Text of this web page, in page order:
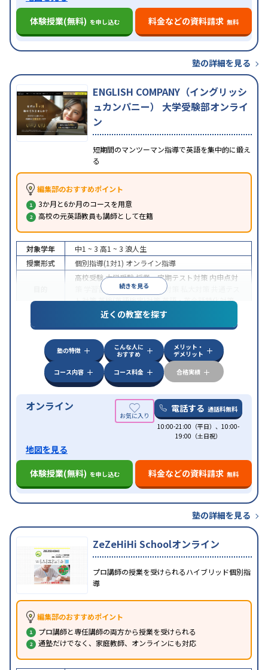
体験授業(無料) を申し込む 料金などの資料請求 無料
塾の詳細を見る
ENGLISH COMPANY（イングリッシ
ュカンパニー） 大学受験部オンライ
ン
短期間のマンツーマン指導で英語を集中的に鍛え
る
編集部のおすすめポイント
3か月と6か月のコースを用意
高校の元英語教員も講師として在籍
続きを見る
対象学年 中1 ~ 3 高1 ~ 3 浪人生
授業形式
個別指導(1対1) オンライン指導
高校受験大学受験授業・定期テスト対策 内申点対
学習習慣の定着国公立大対策
ト対策英検(英語検定)対策英語・英会話特化対策
特徴
中高一貫校生に対応授業の振替可能
学習にPC・タブレットを利用オンライン対応1
科目から受講可能
近くの教室を探す
塾の特徴
こんな人に
おすすめ
メリット・
デメリット
コース内容
コース料金 合格実績
オンライン 電話する 通話料無料
10:00-21:00（平日）、10:00-
19:00（土日祝）
地図を見る
体験授業(無料) を申し込む 料金などの資料請求 無料
塾の詳細を見る
ZeZeHiHi Schoolオンライン
プロ講師の授業を受けられるハイブリッド個別指
導
編集部のおすすめポイント
プロ講師と専任講師の両方から授業を受けられる
通塾だけでなく、家庭教師、オンラインにも対応